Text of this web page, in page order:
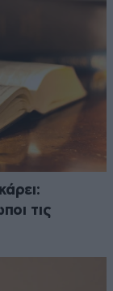
τις